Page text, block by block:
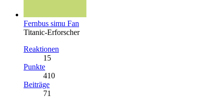
Fernbus simu Fan
Titanic-Erforscher
Reaktionen
15
Punkte
410
Beiträge
71